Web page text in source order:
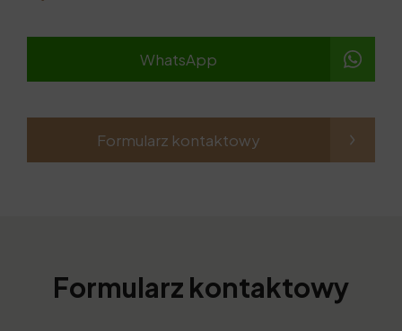
WhatsApp
Formularz kontaktowy
Formularz kontaktowy